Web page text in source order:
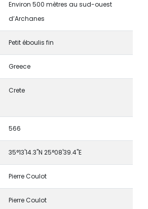
Environ 500 mètres au sud-ouest
d’Archanes
Petit éboulis fin
Greece
Crete
566
35°13'14.3"N 25°08'39.4"E
Pierre Coulot
Pierre Coulot